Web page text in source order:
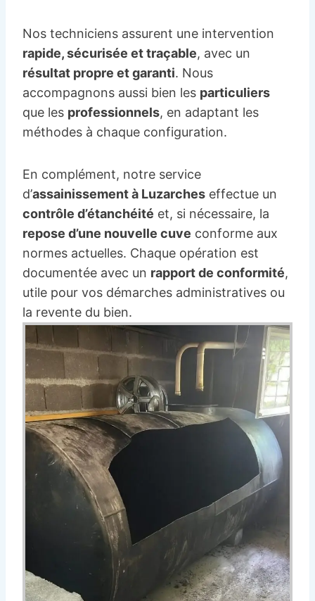
Nos techniciens assurent une intervention
rapide, sécurisée et traçable, avec un
résultat propre et garanti. Nous
accompagnons aussi bien les particuliers
que les professionnels, en adaptant les
méthodes à chaque configuration.
En complément, notre service
d’assainissement à Luzarches effectue un
contrôle d’étanchéité et, si nécessaire, la
repose d’une nouvelle cuve conforme aux
normes actuelles. Chaque opération est
documentée avec un rapport de conformité,
utile pour vos démarches administratives ou
la revente du bien.